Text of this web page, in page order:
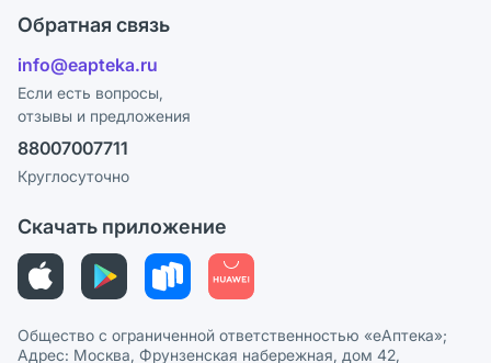
Ответы на вопросы
Блог
Поставщики
Лицензия
Реклама на сайте
Ваши товары на ЕАПТЕКЕ
Программа СберСпасибо
Политика конфиденциальности
Пользовательское соглашение
Политика рекомендаций
Этика и соответствие
Политика в отношении обработки персональных данных
Обратная связь
info@eapteka.ru
Если есть вопросы,
отзывы и предложения
88007007711
Круглосуточно
Скачать приложение
Общество с ограниченной ответственностью «еАптека»;
Адрес: Москва, Фрунзенская набережная, дом 42,